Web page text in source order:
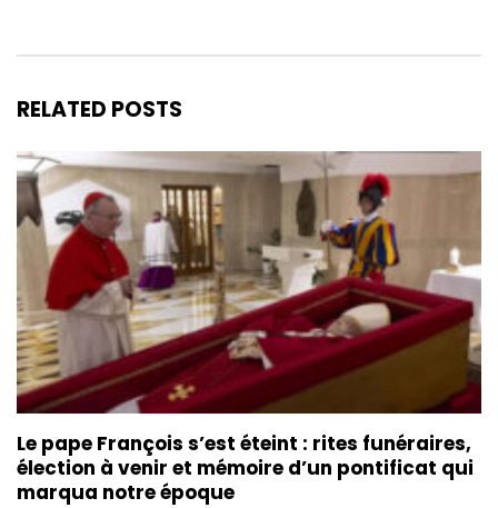
RELATED POSTS
Le pape François s’est éteint : rites funéraires,
élection à venir et mémoire d’un pontificat qui
marqua notre époque